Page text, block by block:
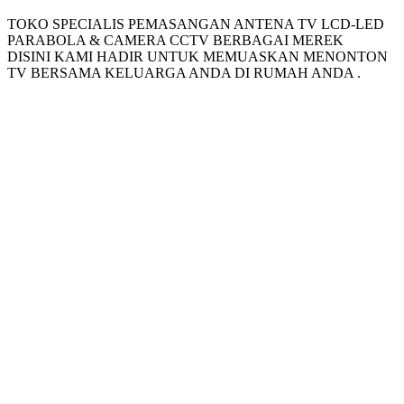
TOKO SPECIALIS PEMASANGAN ANTENA TV LCD-LED
PARABOLA & CAMERA CCTV BERBAGAI MEREK
DISINI KAMI HADIR UNTUK MEMUASKAN MENONTON
TV BERSAMA KELUARGA ANDA DI RUMAH ANDA .